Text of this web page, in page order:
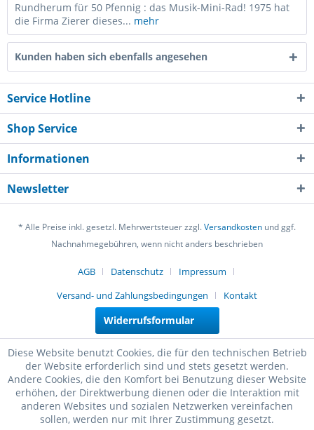
Rundherum für 50 Pfennig : das Musik-Mini-Rad! 1975 hat
die Firma Zierer dieses... mehr
Kunden haben sich ebenfalls angesehen
Service Hotline
Shop Service
Informationen
Newsletter
* Alle Preise inkl. gesetzl. Mehrwertsteuer zzgl.Versandkosten und ggf.
Nachnahmegebühren, wenn nicht anders beschrieben
AGB Datenschutz
Impressum
Versand- und Zahlungsbedingungen
Kontakt
Widerrufsformular
Diese Website benutzt Cookies, die für den technischen Betrieb
der Website erforderlich sind und stets gesetzt werden.
Andere Cookies, die den Komfort bei Benutzung dieser Website
erhöhen, der Direktwerbung dienen oder die Interaktion mit
anderen Websites und sozialen Netzwerken vereinfachen
sollen, werden nur mit Ihrer Zustimmung gesetzt.